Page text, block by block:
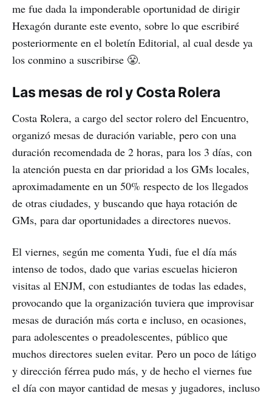
me fue dada la imponderable oportunidad de dirigir
Hexagón durante este evento, sobre lo que escribiré
posteriormente en el boletín Editorial, al cual desde ya
los conmino a suscribirse 😤.
Las mesas de rol y Costa Rolera
Costa Rolera, a cargo del sector rolero del Encuentro,
organizó mesas de duración variable, pero con una
duración recomendada de 2 horas, para los 3 días, con
la atención puesta en dar prioridad a los GMs locales,
aproximadamente en un 50% respecto de los llegados
de otras ciudades, y buscando que haya rotación de
GMs, para dar oportunidades a directores nuevos.
El viernes, según me comenta Yudi, fue el día más
intenso de todos, dado que varias escuelas hicieron
visitas al ENJM, con estudiantes de todas las edades,
provocando que la organización tuviera que improvisar
mesas de duración más corta e incluso, en ocasiones,
para adolescentes o preadolescentes, público que
muchos directores suelen evitar. Pero un poco de látigo
y dirección férrea pudo más, y de hecho el viernes fue
el día con mayor cantidad de mesas y jugadores, incluso